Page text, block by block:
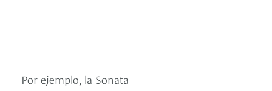
Por ejemplo, la Sonata